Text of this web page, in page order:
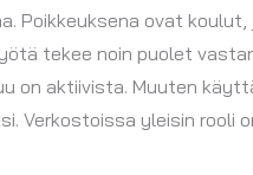
Poikkeuksena ovat
tekee noin puolet
on aktiivista. Muuten
Verkostoissa yleisin rooli